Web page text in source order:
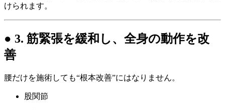
けられます。
● 3. 筋緊張を緩和し、全身の動作を改
善
腰だけを施術しても“根本改善”にはなりません。
股関節